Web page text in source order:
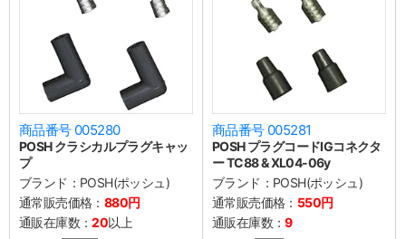
商品番号 005280
POSH クラシカルプラグキャッ
プ
ブランド： POSH(ポッシュ)
通常販売価格： 880円
通販在庫数：20以上
商品番号 005281
POSH プラグコードIGコネクタ
ー TC88 & XL04-06y
ブランド： POSH(ポッシュ)
通常販売価格： 550円
通販在庫数：9